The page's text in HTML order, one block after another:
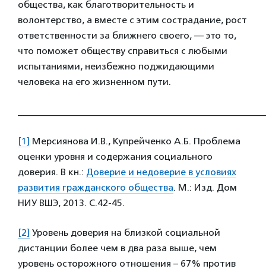
общества, как благотворительность и
волонтерство, а вместе с этим сострадание, рост
ответственности за ближнего своего, — это то,
что поможет обществу справиться с любыми
испытаниями, неизбежно поджидающими
человека на его жизненном пути.
[1] Мерсиянова И.В., Купрейченко А.Б. Проблема
оценки уровня и содержания социального
доверия. В кн.: Доверие и недоверие в условиях
развития гражданского общества. М.: Изд. Дом
НИУ ВШЭ, 2013. С.42-45.
[2] Уровень доверия на близкой социальной
дистанции более чем в два раза выше, чем
уровень осторожного отношения – 67% против